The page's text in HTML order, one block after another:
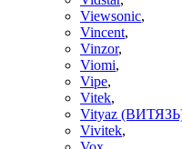
Viewsonic,
Vincent,
Vinzor,
Viomi,
Vipe,
Vitek,
Vityaz
Vivitek,